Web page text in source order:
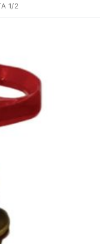
1/2